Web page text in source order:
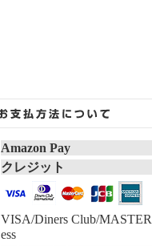
Amazon Pay
クレジット
VISA/Diners Club/
ess